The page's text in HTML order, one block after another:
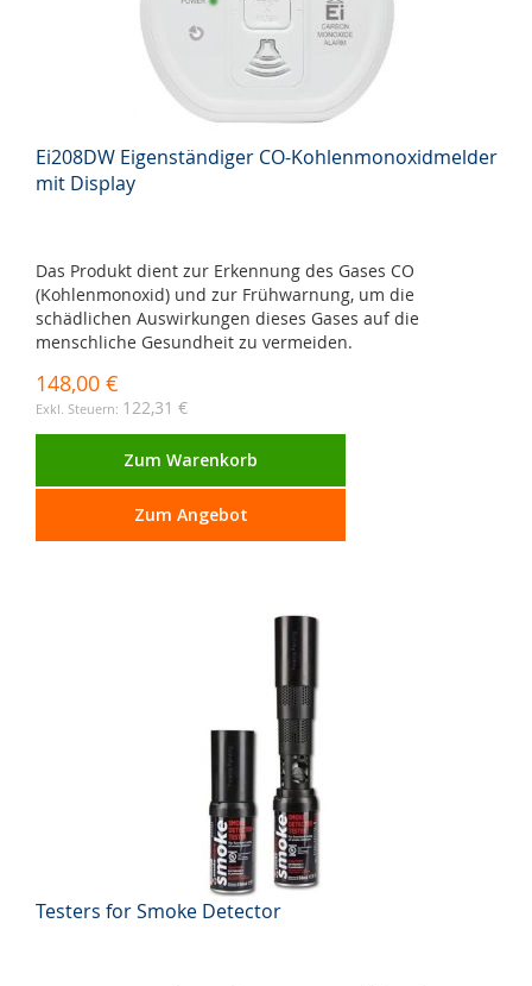
Ei208DW Eigenständiger CO-Kohlenmonoxidmelder
mit Display
Das Produkt dient zur Erkennung des Gases CO
(Kohlenmonoxid) und zur Frühwarnung, um die
schädlichen Auswirkungen dieses Gases auf die
menschliche Gesundheit zu vermeiden.
148,00 €
122,31 €
Zum Warenkorb
Zum Angebot
Testers for Smoke Detector